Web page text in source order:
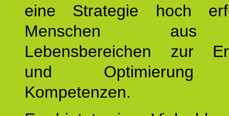
eine Strategie hoch
Menschen
Lebensbereichen zur
und Optimierung
Kompetenzen.